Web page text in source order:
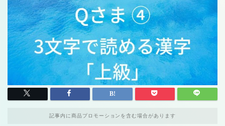
記事内に商品プロモーションを含む場合があります